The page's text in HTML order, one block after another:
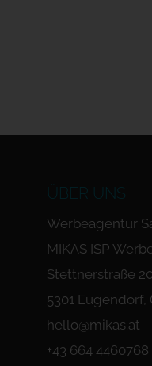
ÜBER UNS
Werbeagentur
MIKAS ISP
Stettnerstraße 20
5301 Eugendorf,
hello@mikas.at
+43 664 4460768